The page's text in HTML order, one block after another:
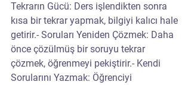
Tekrarın Gücü: Ders işlendikten sonra
kısa bir tekrar yapmak, bilgiyi kalıcı hale
getirir.- Soruları Yeniden Çözmek: Daha
önce çözülmüş bir soruyu tekrar
çözmek, öğrenmeyi pekiştirir.- Kendi
Sorularını Yazmak: Öğrenciyi